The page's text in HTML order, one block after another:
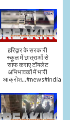
हरिद्वार के सरकारी
स्कूल में छात्राओं से
साफ कराए टॉयलेट
अभिभावकों में भारी
आक्रोश...#news#india